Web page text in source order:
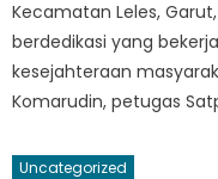
Kecamatan Leles,
berdedikasi yang
kesejahteraan
Komarudin, petugas
Uncategorized